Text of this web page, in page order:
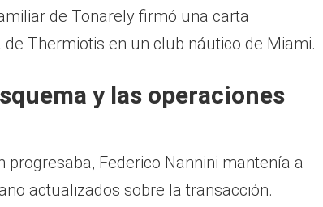
de Tonarely firmó una carta
Thermiotis en un club náutico de Miami.
y las operaciones
progresaba, Federico Nannini mantenía a
actualizados sobre la transacción.